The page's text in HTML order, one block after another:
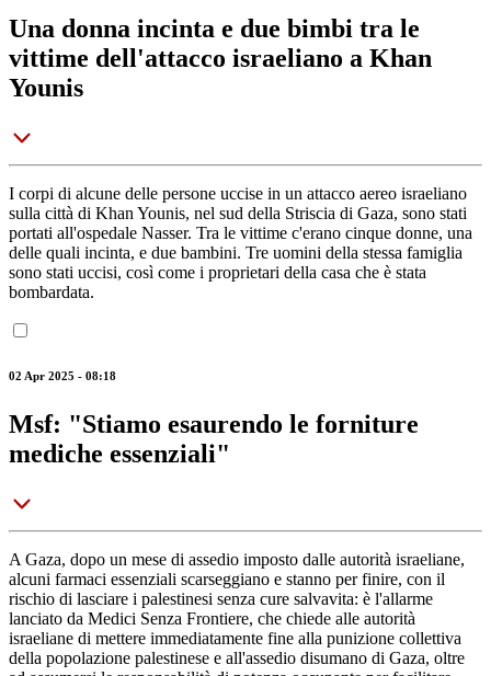
Una donna incinta e due bimbi tra le
vittime dell'attacco israeliano a Khan
Younis
I corpi di alcune delle persone uccise in un attacco aereo israeliano
sulla città di Khan Younis, nel sud della Striscia di Gaza, sono stati
portati all'ospedale Nasser. Tra le vittime c'erano cinque donne, una
delle quali incinta, e due bambini. Tre uomini della stessa famiglia
sono stati uccisi, così come i proprietari della casa che è stata
bombardata.
02 Apr 2025 - 08:18
Msf: "Stiamo esaurendo le forniture
mediche essenziali"
A Gaza, dopo un mese di assedio imposto dalle autorità israeliane,
alcuni farmaci essenziali scarseggiano e stanno per finire, con il
rischio di lasciare i palestinesi senza cure salvavita: è l'allarme
lanciato da Medici Senza Frontiere, che chiede alle autorità
israeliane di mettere immediatamente fine alla punizione collettiva
della popolazione palestinese e all'assedio disumano di Gaza, oltre